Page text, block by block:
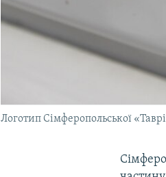
Логотип Сімферопольської